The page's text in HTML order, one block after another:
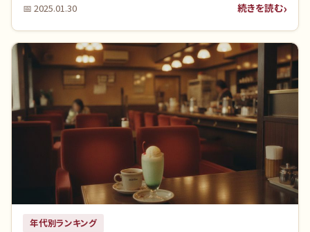
📅 2025.01.30 続きを読む
年代別ランキング